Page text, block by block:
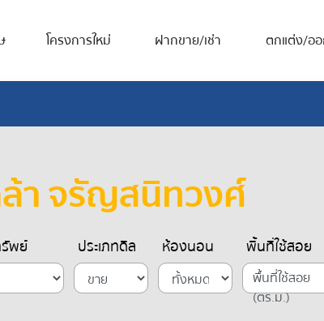
โครงการใหม่ ฝากขาย/เช่า ตกแต่ง/อ
า จรัญสนิทวงศ์
รัพย์ ประเภทดีล ห้องนอน พื้นที่ใช้สอย
พื้นที่ใช้สอย
(ตร.ม.)